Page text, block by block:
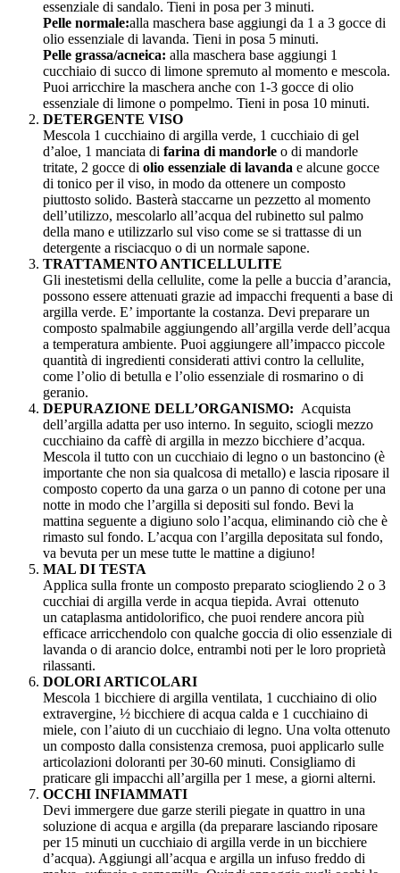
essenziale di sandalo. Tieni in posa per 3 minuti.
Pelle normale:alla maschera base aggiungi da 1 a 3 gocce di
olio essenziale di lavanda. Tieni in posa 5 minuti.
Pelle grassa/acneica: alla maschera base aggiungi 1
cucchiaio di succo di limone spremuto al momento e mescola.
Puoi arricchire la maschera anche con 1-3 gocce di olio
essenziale di limone o pompelmo. Tieni in posa 10 minuti.
DETERGENTE VISO
Mescola 1 cucchiaino di argilla verde, 1 cucchiaio di gel
d’aloe, 1 manciata di farina di mandorle o di mandorle
tritate, 2 gocce di olio essenziale di lavanda e alcune gocce
di tonico per il viso, in modo da ottenere un composto
piuttosto solido. Basterà staccarne un pezzetto al momento
dell’utilizzo, mescolarlo all’acqua del rubinetto sul palmo
della mano e utilizzarlo sul viso come se si trattasse di un
detergente a risciacquo o di un normale sapone.
TRATTAMENTO ANTICELLULITE
Gli inestetismi della cellulite, come la pelle a buccia d’arancia,
possono essere attenuati grazie ad impacchi frequenti a base di
argilla verde. E’ importante la costanza. Devi preparare un
composto spalmabile aggiungendo all’argilla verde dell’acqua
a temperatura ambiente. Puoi aggiungere all’impacco piccole
quantità di ingredienti considerati attivi contro la cellulite,
come l’olio di betulla e l’olio essenziale di rosmarino o di
geranio.
DEPURAZIONE DELL’ORGANISMO: Acquista
dell’argilla adatta per uso interno. In seguito, sciogli mezzo
cucchiaino da caffè di argilla in mezzo bicchiere d’acqua.
Mescola il tutto con un cucchiaio di legno o un bastoncino (è
importante che non sia qualcosa di metallo) e lascia riposare il
composto coperto da una garza o un panno di cotone per una
notte in modo che l’argilla si depositi sul fondo. Bevi la
mattina seguente a digiuno solo l’acqua, eliminando ciò che è
rimasto sul fondo. L’acqua con l’argilla depositata sul fondo,
va bevuta per un mese tutte le mattine a digiuno!
MAL DI TESTA
Applica sulla fronte un composto preparato sciogliendo 2 o 3
cucchiai di argilla verde in acqua tiepida. Avrai ottenuto
un cataplasma antidolorifico, che puoi rendere ancora più
efficace arricchendolo con qualche goccia di olio essenziale di
lavanda o di arancio dolce, entrambi noti per le loro proprietà
rilassanti.
DOLORI ARTICOLARI
Mescola 1 bicchiere di argilla ventilata, 1 cucchiaino di olio
extravergine, ½ bicchiere di acqua calda e 1 cucchiaino di
miele, con l’aiuto di un cucchiaio di legno. Una volta ottenuto
un composto dalla consistenza cremosa, puoi applicarlo sulle
articolazioni doloranti per 30-60 minuti. Consigliamo di
praticare gli impacchi all’argilla per 1 mese, a giorni alterni.
OCCHI INFIAMMATI
Devi immergere due garze sterili piegate in quattro in una
soluzione di acqua e argilla (da preparare lasciando riposare
per 15 minuti un cucchiaio di argilla verde in un bicchiere
d’acqua). Aggiungi all’acqua e argilla un infuso freddo di